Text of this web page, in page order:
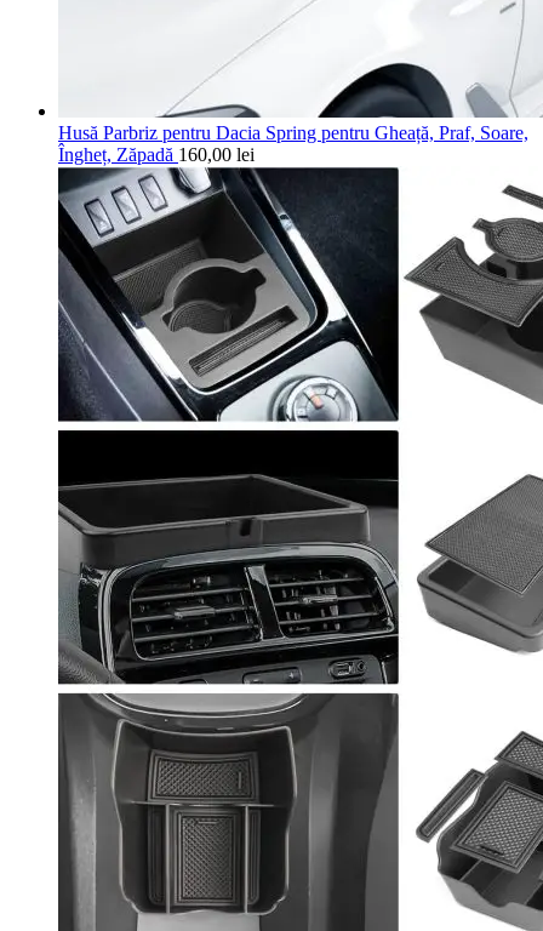
Husă Parbriz pentru Dacia Spring pentru Gheață, Praf, Soare,
Îngheț, Zăpadă 160,00 lei